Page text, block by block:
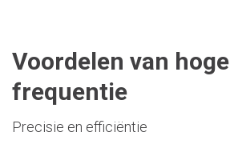
Voordelen van hoge
frequentie
Precisie en efficiëntie